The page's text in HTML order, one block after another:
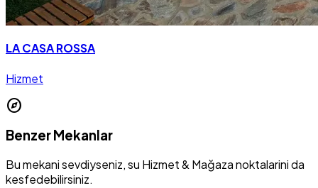
LA CASA ROSSA
Hizmet
explore
Benzer Mekanlar
Bu mekani sevdiyseniz, su Hizmet & Mağaza noktalarini da
kesfedebilirsiniz.